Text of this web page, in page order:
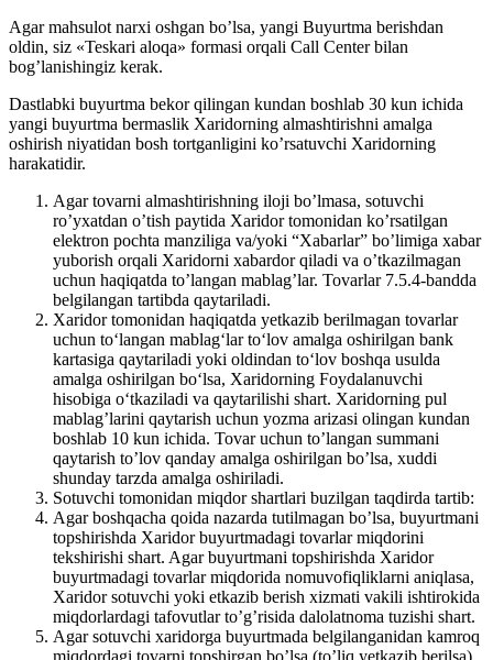
Agar mahsulot narxi oshgan bo’lsa, yangi Buyurtma berishdan
oldin, siz «Teskari aloqa» formasi orqali Call Center bilan
bog’lanishingiz kerak.
Dastlabki buyurtma bekor qilingan kundan boshlab 30 kun ichida
yangi buyurtma bermaslik Xaridorning almashtirishni amalga
oshirish niyatidan bosh tortganligini ko’rsatuvchi Xaridorning
harakatidir.
Agar tovarni almashtirishning iloji bo’lmasa, sotuvchi
ro’yxatdan o’tish paytida Xaridor tomonidan ko’rsatilgan
elektron pochta manziliga va/yoki “Xabarlar” bo’limiga xabar
yuborish orqali Xaridorni xabardor qiladi va o’tkazilmagan
uchun haqiqatda to’langan mablag’lar. Tovarlar 7.5.4-bandda
belgilangan tartibda qaytariladi.
Xaridor tomonidan haqiqatda yetkazib berilmagan tovarlar
uchun to‘langan mablag‘lar to‘lov amalga oshirilgan bank
kartasiga qaytariladi yoki oldindan to‘lov boshqa usulda
amalga oshirilgan bo‘lsa, Xaridorning Foydalanuvchi
hisobiga o‘tkaziladi va qaytarilishi shart. Xaridorning pul
mablag’larini qaytarish uchun yozma arizasi olingan kundan
boshlab 10 kun ichida. Tovar uchun to’langan summani
qaytarish to’lov qanday amalga oshirilgan bo’lsa, xuddi
shunday tarzda amalga oshiriladi.
Sotuvchi tomonidan miqdor shartlari buzilgan taqdirda tartib:
Agar boshqacha qoida nazarda tutilmagan bo’lsa, buyurtmani
topshirishda Xaridor buyurtmadagi tovarlar miqdorini
tekshirishi shart. Agar buyurtmani topshirishda Xaridor
buyurtmadagi tovarlar miqdorida nomuvofiqliklarni aniqlasa,
Xaridor sotuvchi yoki etkazib berish xizmati vakili ishtirokida
miqdorlardagi tafovutlar to’g’risida dalolatnoma tuzishi shart.
Agar sotuvchi xaridorga buyurtmada belgilanganidan kamroq
miqdordagi tovarni topshirgan bo’lsa (to’liq yetkazib berilsa),